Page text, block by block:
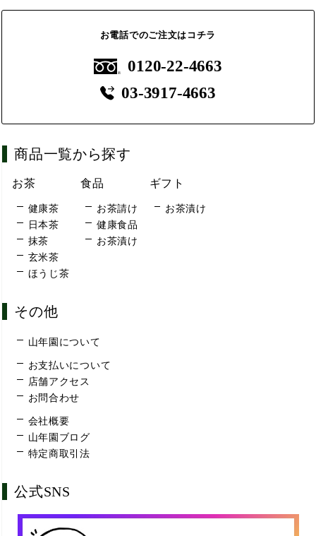
お電話でのご注文はコチラ
0120-22-4663
03-3917-4663
商品一覧から探す
お茶
健康茶
日本茶
抹茶
玄米茶
ほうじ茶
食品
お茶請け
健康食品
お茶漬け
ギフト
お茶漬け
その他
山年園について
お支払いについて
店舗アクセス
お問合わせ
会社概要
山年園ブログ
特定商取引法
公式SNS